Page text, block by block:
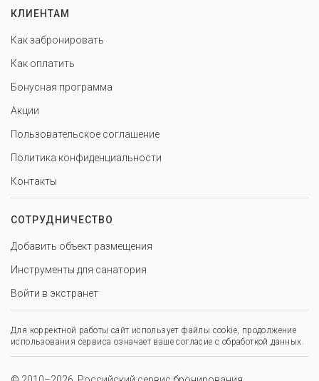
КЛИЕНТАМ
Как забронировать
Как оплатить
Бонусная программа
Акции
Пользовательское соглашение
Политика конфиденциальности
Контакты
СОТРУДНИЧЕСТВО
Добавить объект размещения
Инструменты для санатория
Войти в экстранет
Для корректной работы сайт использует файлы cookie, продолжение
использования сервиса означает ваше согласие с обработкой данных.